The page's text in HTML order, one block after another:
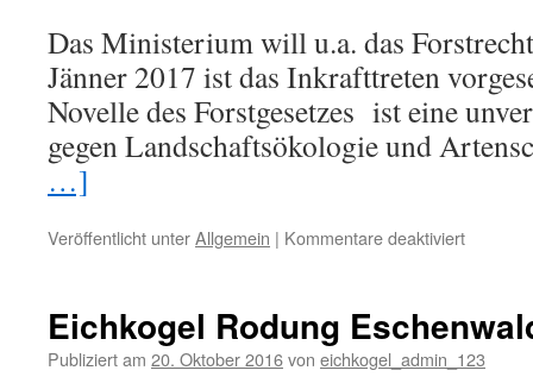
Das Ministerium will u.a. das
Jänner 2017 ist das Inkrafttreten
Novelle des Forstgesetzes ist eine
gegen Landschaftsökologie und
…]
Veröffentlicht unterAllgemein | Kommentare deaktiviert
Eichkogel Rodung
Publiziert am 20. Oktober 2016von eichkogel_admin_123